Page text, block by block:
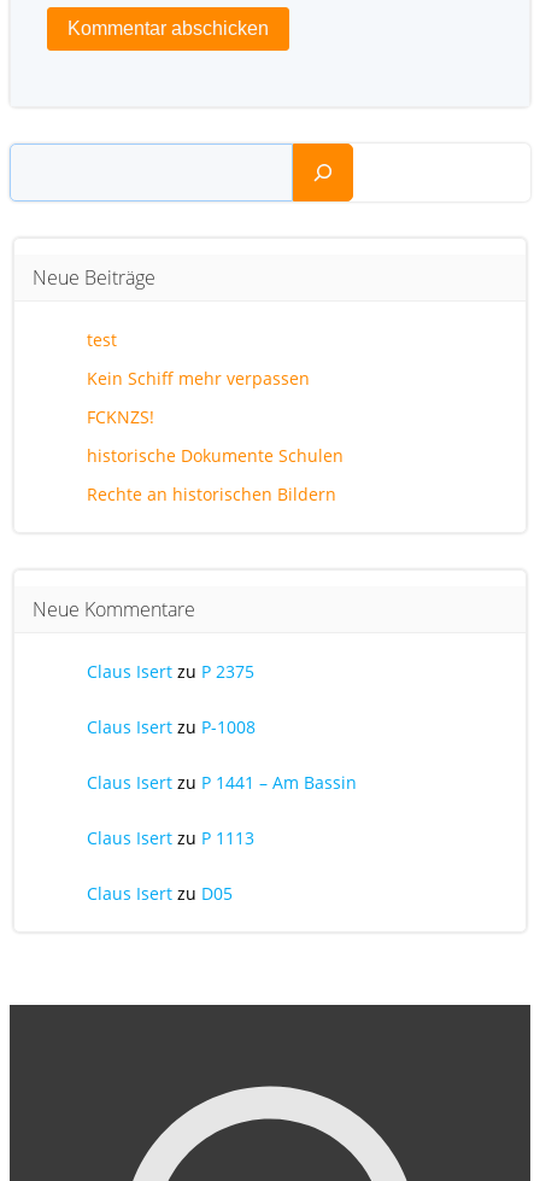
Suchen
Neue Beiträge
test
Kein Schiff mehr verpassen
FCKNZS!
historische Dokumente Schulen
Rechte an historischen Bildern
Neue Kommentare
Claus Isert zu P 2375
Claus Isert zu P-1008
Claus Isert zu P 1441 – Am Bassin
Claus Isert zu P 1113
Claus Isert zu D05